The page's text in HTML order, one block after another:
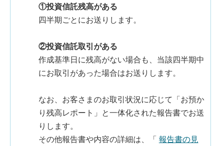
①投資信託残高がある
四半期ごとにお送りします。
②投資信託取引がある
作成基準日に残高がない場合も、当該四半期中
にお取引があった場合はお送りします。
なお、お客さまのお取引状況に応じて「お預か
り残高レポート」と一体化された報告書でお送
りします。
その他報告書や内容の詳細は、「 報告書の見